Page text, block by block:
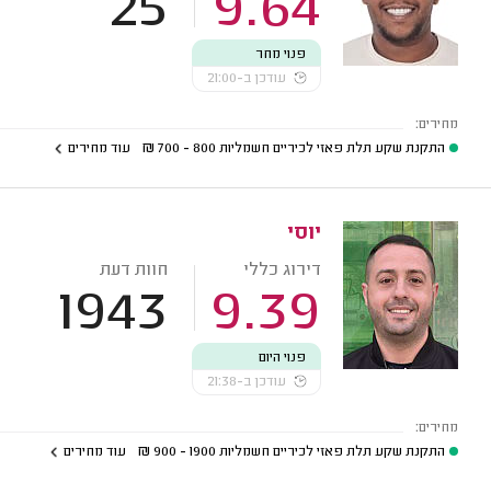
פנוי מחר
עודכן ב-21:00
מחירים:
התקנת שקע תלת פאזי לכיריים חשמליות 800 - 700
₪ עוד מחירים
יוסי
דירוג כללי
9.39
חוות דעת
1943
פנוי היום
עודכן ב-21:38
מחירים:
התקנת שקע תלת פאזי לכיריים חשמליות 1900 - 900
₪ עוד מחירים